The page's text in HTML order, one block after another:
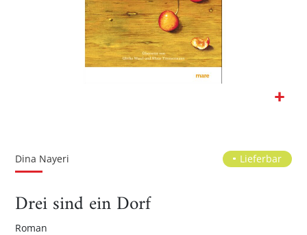
Bildgalerie
Dina Nayeri Lieferbar
Drei sind ein Dorf
Roman